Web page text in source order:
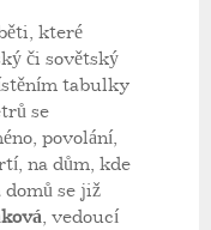
které
či sovětský
tabulky
se
povolání,
na dům, kde
domů se již
, vedoucí